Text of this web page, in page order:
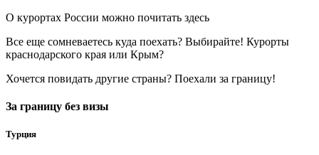
О курортах России можно почитать здесь
Все еще сомневаетесь куда поехать? Выбирайте! Курорты
краснодарского края или Крым?
Хочется повидать другие страны? Поехали за границу!
За границу без визы
Турция